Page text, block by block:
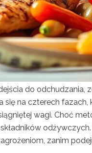
do odchudzania,
się na czterech
wagi. Choć
zanim